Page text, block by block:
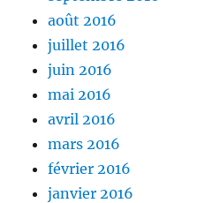
août 2016
juillet 2016
juin 2016
mai 2016
avril 2016
mars 2016
février 2016
janvier 2016